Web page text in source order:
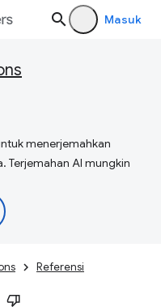
Masuk
menerjemahkan
Terjemahan AI mungkin
Referensi